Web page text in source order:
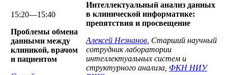
15:20—15:40
Проблемы обмена
данными между
клиникой, врачом
и пациентом
Интеллектуальный анализ данных
в клинической информатике:
препятствия и просвещение
Алексей Незнанов , Старший научный
сотрудник лаборатории
интеллектуальных систем и
структурного анализа, ФКН НИУ